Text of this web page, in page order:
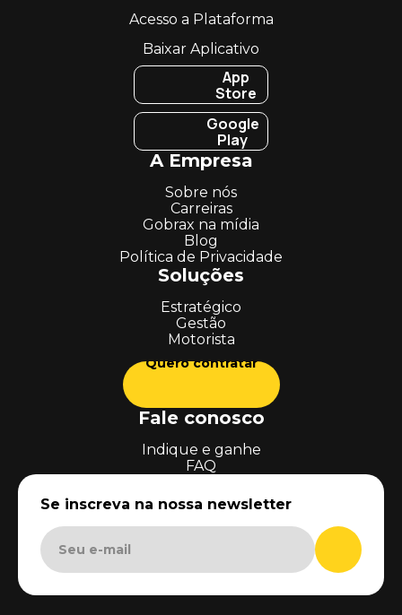
Acesso a Plataforma
Baixar Aplicativo
App
Store
Google
Play
A Empresa
Sobre nós
Carreiras
Gobrax na mídia
Blog
Política de Privacidade
Soluções
Estratégico
Gestão
Motorista
Quero contratar
Fale conosco
Indique e ganhe
FAQ
Se inscreva na nossa newsletter